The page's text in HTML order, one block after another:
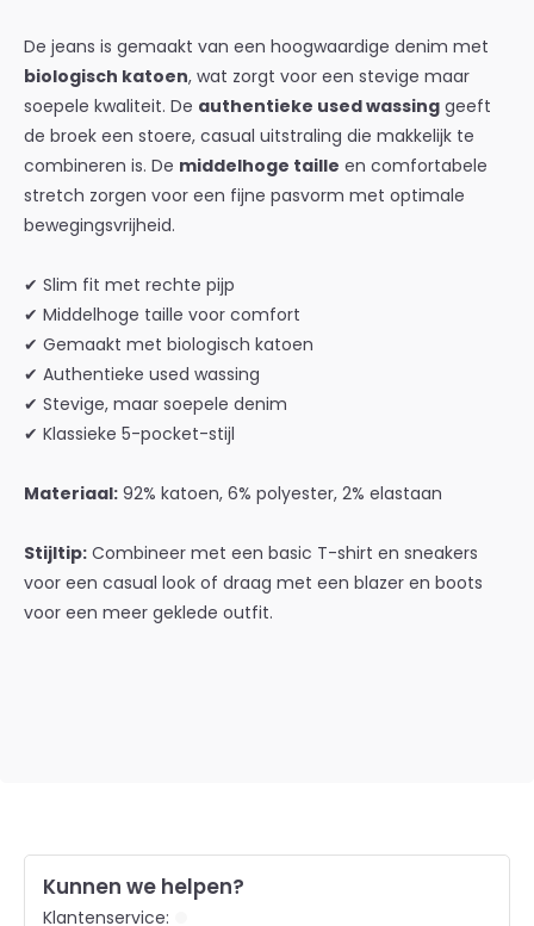
De jeans is gemaakt van een hoogwaardige denim met
biologisch katoen, wat zorgt voor een stevige maar
soepele kwaliteit. De authentieke used wassing geeft
de broek een stoere, casual uitstraling die makkelijk te
combineren is. De middelhoge taille en comfortabele
stretch zorgen voor een fijne pasvorm met optimale
bewegingsvrijheid.
✔ Slim fit met rechte pijp
✔ Middelhoge taille voor comfort
✔ Gemaakt met biologisch katoen
✔ Authentieke used wassing
✔ Stevige, maar soepele denim
✔ Klassieke 5-pocket-stijl
Materiaal: 92% katoen, 6% polyester, 2% elastaan
Stijltip: Combineer met een basic T-shirt en sneakers
voor een casual look of draag met een blazer en boots
voor een meer geklede outfit.
Kunnen we helpen?
Klantenservice: